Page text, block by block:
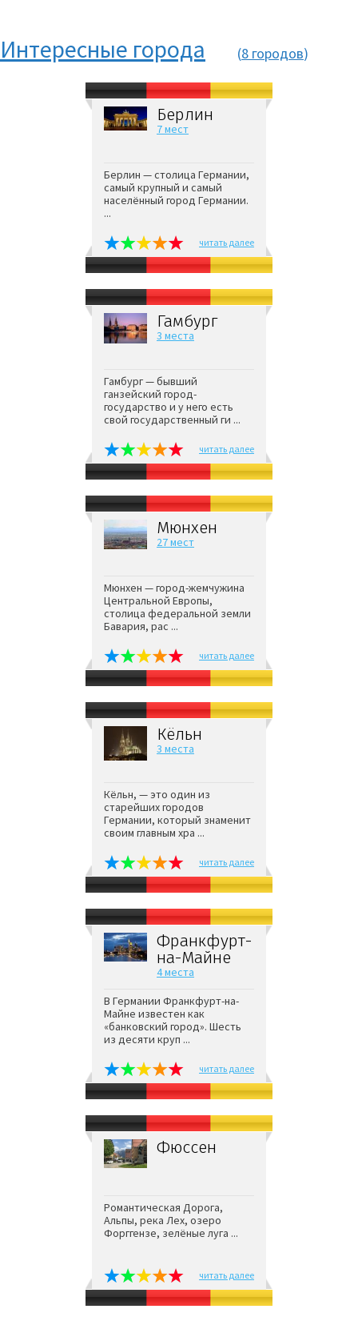
Интересные города (8 городов)
Берлин
7 мест
Берлин — столица Германии,
самый крупный и самый
населённый город Германии.
...
читать далее
Гамбург
3 места
Гамбург — бывший
ганзейский город-
государство и у него есть
свой государственный ги ...
читать далее
Мюнхен
27 мест
Мюнхен — город-жемчужина
Центральной Европы,
столица федеральной земли
Бавария, рас ...
читать далее
Кёльн
3 места
Кёльн, — это один из
старейших городов
Германии, который знаменит
своим главным хра ...
читать далее
Франкфурт-
на-Майне
4 места
В Германии Франкфурт-на-
Майне известен как
«банковский город». Шесть
из десяти круп ...
читать далее
Фюссен
Романтическая Дорога,
Альпы, река Лех, озеро
Форггензе, зелёные луга ...
читать далее